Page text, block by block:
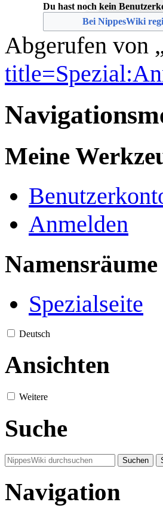
Du hast noch kein
Bei NippesWiki
Abgerufen von
Meine
Anmelden
Namensräume
Spezialseite
Deutsch
Ansichten
Weitere
Suche
Navigation